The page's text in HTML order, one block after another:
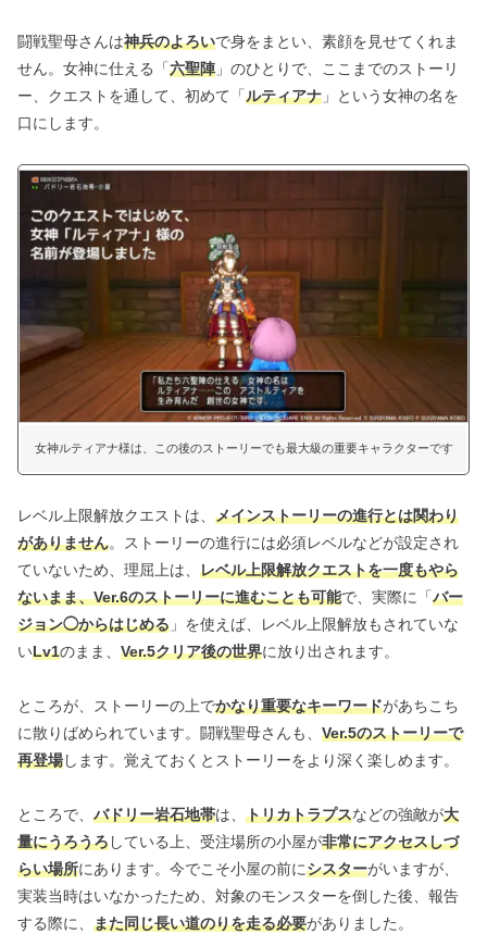
闘戦聖母さんは神兵のよろいで身をまとい、素顔を見せてくれま
せん。女神に仕える「六聖陣 」のひとりで、ここまでのストーリ
ー、クエストを通して、初めて「ルティアナ 」という女神の名を
口にします。
女神ルティアナ様は、この後のストーリーでも最大級の重要キャラクターです
レベル上限解放クエストは、 メインストーリーの進行とは関わり
がありません。ストーリーの進行には必須レベルなどが設定され
ていないため、理屈上は、 レベル上限解放クエストを一度もやら
ないまま、Ver.6のストーリーに進むことも可能で、実際に「バー
ジョン◯からはじめる 」を使えば、レベル上限解放もされていな
いLv1のまま、 Ver.5クリア後の世界に放り出されます。
ところが、ストーリーの上でかなり重要なキーワードがあちこち
に散りばめられています。闘戦聖母さんも、 Ver.5のストーリーで
再登場します。覚えておくとストーリーをより深く楽しめます。
ところで、 バドリー岩石地帯は、 トリカトラプスなどの強敵が大
量にうろうろしている上、受注場所の小屋が非常にアクセスしづ
らい場所にあります。今でこそ小屋の前にシスターがいますが、
実装当時はいなかったため、対象のモンスターを倒した後、報告
する際に、 また同じ長い道のりを走る必要がありました。